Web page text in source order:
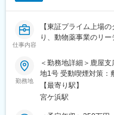
仕事内容
【東証プライム上場
り、動物薬事業のリ
■仕事内容
畜産農家や動物病院
です。食の安全やペ
です。■畜産農家や動
薬品・ワクチン・飼
勤務地
＜勤務地詳細＞鹿屋
地1号 受動喫煙対策：
事業所
【最寄り駅】
宮ケ浜駅